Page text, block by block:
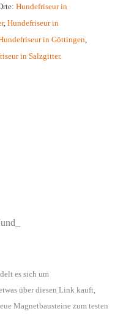
Hundefriseur in
, Hundefriseur in
in Göttingen
in Salzgitter.
es sich um
über diesen Link kauft,
Magnetbausteine zum testen